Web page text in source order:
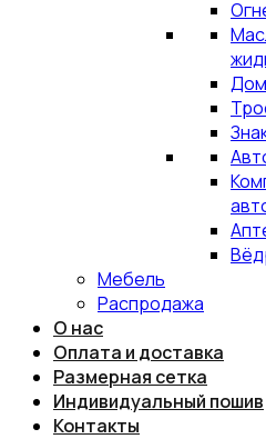
Мебель
Распродажа
О нас
Оплата и доставка
Размерная сетка
Индивидуальный пошив
Контакты